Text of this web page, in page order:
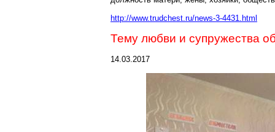
http://www.trudchest.ru/news-3-4431.html
Тему любви и супружества
14.03.2017